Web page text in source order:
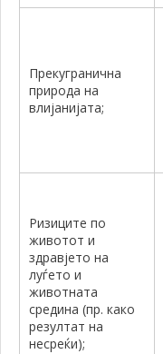
Прекугранична
природа на
влијанијата;
Ризиците по
животот и
здравјето на
луѓето и
животната
средина (пр. како
резултат на
несреќи);